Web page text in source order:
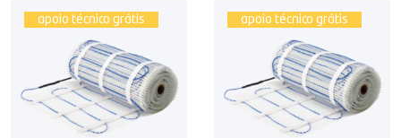
apoio técnico grátis apoio técnico grátis